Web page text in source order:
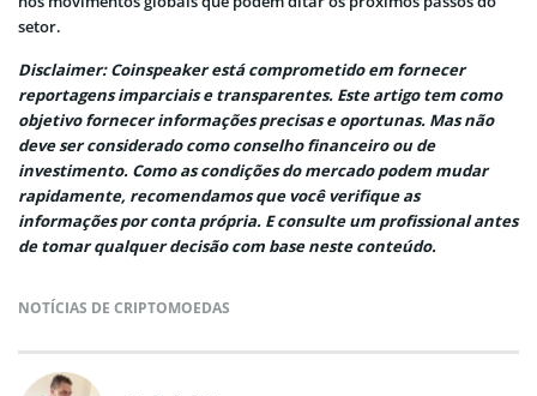
setor.
Disclaimer: Coinspeaker está comprometido em fornecer
reportagens imparciais e transparentes. Este artigo tem como
objetivo fornecer informações precisas e oportunas. Mas não
deve ser considerado como conselho financeiro ou de
investimento. Como as condições do mercado podem mudar
rapidamente, recomendamos que você verifique as
informações por conta própria. E consulte um profissional antes
de tomar qualquer decisão com base neste conteúdo.
NOTÍCIAS DE CRIPTOMOEDAS